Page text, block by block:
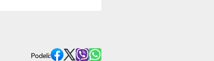
Podeli: